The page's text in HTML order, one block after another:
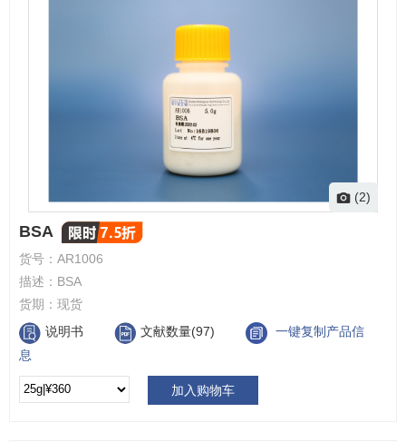
(2)
BSA
货号： AR1006
描述： BSA
货期： 现货
说明书
文献数量(97)
一键复制产品信
息
加入购物车